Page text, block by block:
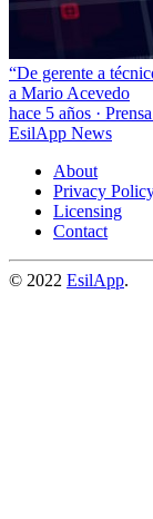
“De gerente a
a Mario Acevedo
hace 5 años ·
EsilApp News
About
Privacy
Licensing
Contact
© 2022 EsilApp.